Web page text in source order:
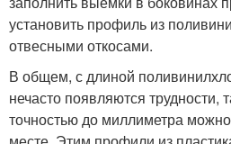
установить профиль из
отвесными откосами.
В общем, с длиной
нечасто появляются трудности,
точностью до миллиметра